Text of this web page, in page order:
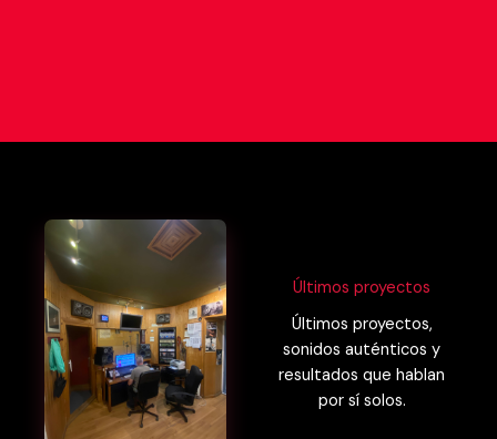
Últimos proyectos
Últimos proyectos,
sonidos auténticos y
resultados que hablan
por sí solos.